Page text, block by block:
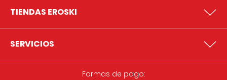
TIENDAS EROSKI
SERVICIOS
Formas de pago: